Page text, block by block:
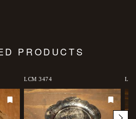
PRODUCTS
LCM 3474